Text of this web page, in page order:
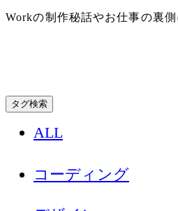
Workの制作秘話やお仕事の裏側
タグ検索
ALL
コーディング